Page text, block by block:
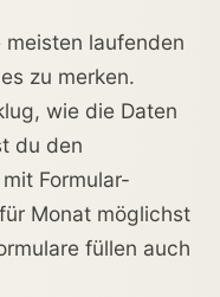
laufenden
zu merken.
wie die Daten
du den
Formular-
Monat möglichst
füllen auch